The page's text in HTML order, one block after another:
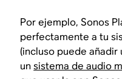
Por ejemplo, Sonos
perfectamente a tu
(incluso puede añadir
unsistema de audio